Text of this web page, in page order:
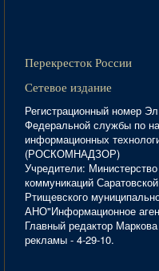
Перекресток России
Сетевое издание
Регистрационный номер
Федеральной службы по
информационных
(РОСКОМНАДЗОР)
Учредители:
коммуникаций
Ртищевского
АНО"Информационное
Главный редактор
рекламы - 4-29-10.